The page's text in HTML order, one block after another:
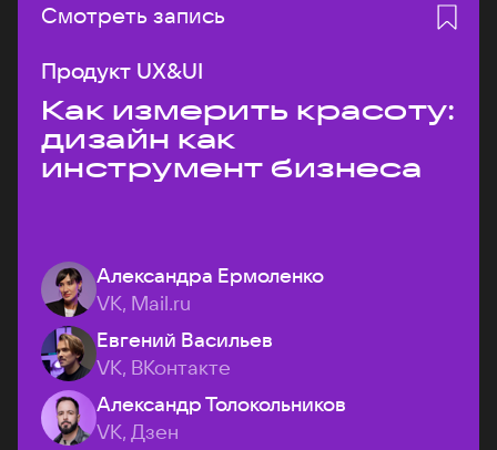
Смотреть запись
Продукт UX&UI
Как измерить красоту:
дизайн как
инструмент бизнеса
Александра Ермоленко
VK, Mail.ru
Евгений Васильев
VK, ВКонтакте
Александр Толокольников
VK, Дзен